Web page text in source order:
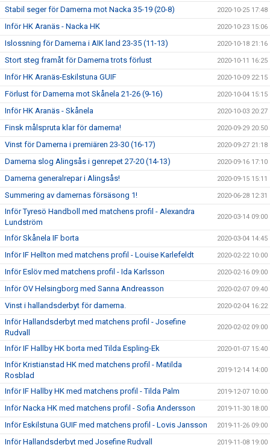
Stabil seger för Damerna mot Nacka 35-19 (20-8) 2020-10-25 17:48
Inför HK Aranäs - Nacka HK 2020-10-23 15:06
Islossning för Damerna i AIK land 23-35 (11-13) 2020-10-18 21:16
Stort steg framåt för Damerna trots förlust 2020-10-11 16:25
Inför HK Aranäs-Eskilstuna GUIF 2020-10-09 22:15
Förlust för Damerna mot Skånela 21-26 (9-16) 2020-10-04 15:15
Inför HK Aranäs - Skånela 2020-10-03 20:27
Finsk målspruta klar för damerna! 2020-09-29 20:50
Vinst för Damerna i premiären 23-30 (16-17) 2020-09-27 21:18
Damerna slog Alingsås i genrepet 27-20 (14-13) 2020-09-16 17:10
Damerna generalrepar i Alingsås! 2020-09-15 15:11
Summering av damernas försäsong 1! 2020-06-28 12:31
Inför Tyresö Handboll med matchens profil - Alexandra
Lundström
2020-03-14 09:00
Inför Skånela IF borta 2020-03-04 14:45
Inför IF Hellton med matchens profil - Louise Karlefeldt 2020-02-22 10:00
Inför Eslöv med matchens profil - Ida Karlsson 2020-02-16 09:00
Inför OV Helsingborg med Sanna Andreasson 2020-02-07 09:40
Vinst i hallandsderbyt för damerna. 2020-02-04 16:22
Inför Hallandsderbyt med matchens profil - Josefine
Rudvall
2020-02-02 09:00
Inför IF Hallby HK borta med Tilda Espling-Ek 2020-01-07 15:40
Inför Kristianstad HK med matchens profil - Matilda
Rosblad
2019-12-14 14:00
Inför IF Hallby HK med matchens profil - Tilda Palm 2019-12-07 10:00
Inför Nacka HK med matchens profil - Sofia Andersson 2019-11-30 18:00
Inför Eskilstuna GUIF med matchens profil - Lovis Jansson 2019-11-26 09:00
Inför Hallandsderbyt med Josefine Rudvall 2019-11-08 19:00